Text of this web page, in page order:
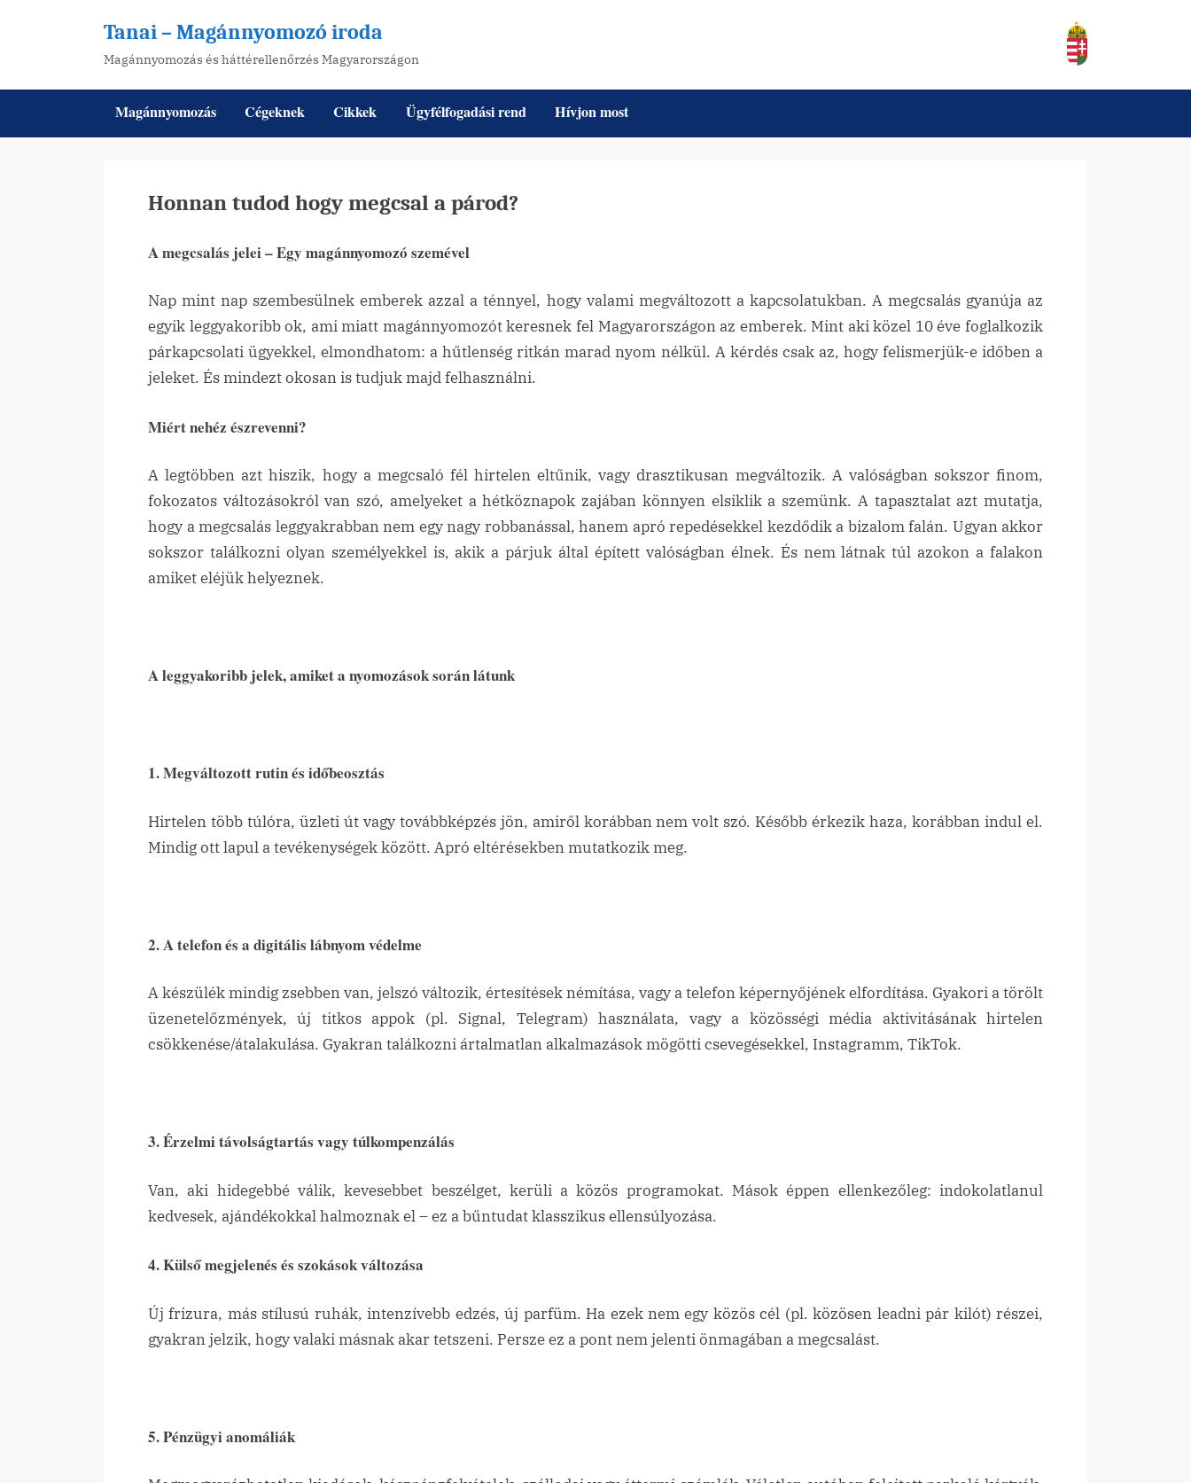
Tanai – Magánnyomozó iroda
Magánnyomozás és háttérellenőrzés Magyarországon
Magánnyomozás Cégeknek Cikkek Ügyfélfogadási rend Hívjon most
Honnan tudod hogy megcsal a párod?
Posted
2026-
By
tanai
A megcsalás jelei – Egy magánnyomozó szemével
Nap mint nap szembesülnek emberek azzal a ténnyel, hogy valami megváltozott a kapcsolatukban. A megcsalás gyanúja az
egyik leggyakoribb ok, ami miatt magánnyomozót keresnek fel Magyarországon az emberek. Mint aki közel 10 éve foglalkozik
párkapcsolati ügyekkel, elmondhatom: a hűtlenség ritkán marad nyom nélkül. A kérdés csak az, hogy felismerjük-e időben a
jeleket. És mindezt okosan is tudjuk majd felhasználni.
Miért nehéz észrevenni?
A legtöbben azt hiszik, hogy a megcsaló fél hirtelen eltűnik, vagy drasztikusan megváltozik. A valóságban sokszor finom,
fokozatos változásokról van szó, amelyeket a hétköznapok zajában könnyen elsiklik a szemünk. A tapasztalat azt mutatja,
hogy a megcsalás leggyakrabban nem egy nagy robbanással, hanem apró repedésekkel kezdődik a bizalom falán. Ugyan akkor
sokszor találkozni olyan személyekkel is, akik a párjuk által épített valóságban élnek. És nem látnak túl azokon a falakon
amiket eléjük helyeznek.
A leggyakoribb jelek, amiket a nyomozások során látunk
1. Megváltozott rutin és időbeosztás
Hirtelen több túlóra, üzleti út vagy továbbképzés jön, amiről korábban nem volt szó. Később érkezik haza, korábban indul el.
Mindig ott lapul a tevékenységek között. Apró eltérésekben mutatkozik meg.
2. A telefon és a digitális lábnyom védelme
A készülék mindig zsebben van, jelszó változik, értesítések némítása, vagy a telefon képernyőjének elfordítása. Gyakori a törölt
üzenetelőzmények, új titkos appok (pl. Signal, Telegram) használata, vagy a közösségi média aktivitásának hirtelen
csökkenése/átalakulása. Gyakran találkozni ártalmatlan alkalmazások mögötti csevegésekkel, Instagramm, TikTok.
3. Érzelmi távolságtartás vagy túlkompenzálás
Van, aki hidegebbé válik, kevesebbet beszélget, kerüli a közös programokat. Mások éppen ellenkezőleg: indokolatlanul
kedvesek, ajándékokkal halmoznak el – ez a bűntudat klasszikus ellensúlyozása.
4. Külső megjelenés és szokások változása
Új frizura, más stílusú ruhák, intenzívebb edzés, új parfüm. Ha ezek nem egy közös cél (pl. közösen leadni pár kilót) részei,
gyakran jelzik, hogy valaki másnak akar tetszeni. Persze ez a pont nem jelenti önmagában a megcsalást.
5. Pénzügyi anomáliák